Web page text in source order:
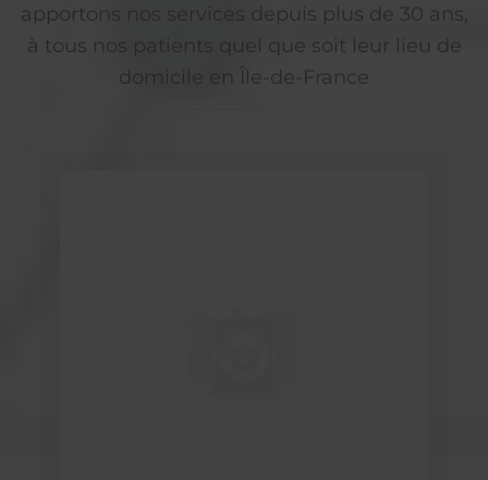
apportons nos services depuis plus de 30 ans,
à tous nos patients quel que soit leur lieu de
domicile en Île-de-France